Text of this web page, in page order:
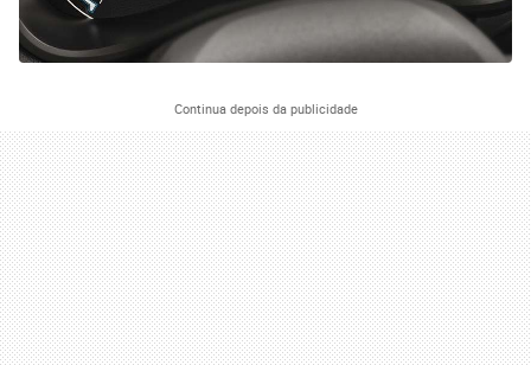
Continua depois da publicidade